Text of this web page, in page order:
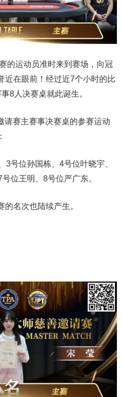
的运动员准时来到赛场，向冠
近在眼前！经过近7个小时的比
8人决赛桌就此诞生。
请赛主赛事决赛桌的参赛运动
3号位孙国栋、4号位叶晓宇、
位王明、8号位严广东。
名次也陆续产生。